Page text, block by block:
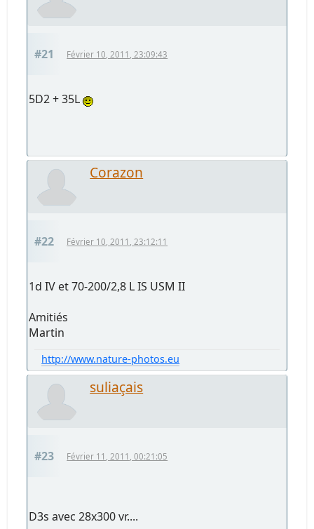
#21 Février 10, 2011, 23:09:43
5D2 + 35L
Corazon
#22 Février 10, 2011, 23:12:11
1d IV et 70-200/2,8 L IS USM II
Amitiés
Martin
http://www.nature-photos.eu
suliaçais
#23 Février 11, 2011, 00:21:05
D3s avec 28x300 vr....